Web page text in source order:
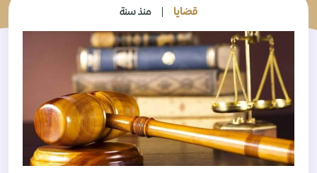
قضايا منذ سنة